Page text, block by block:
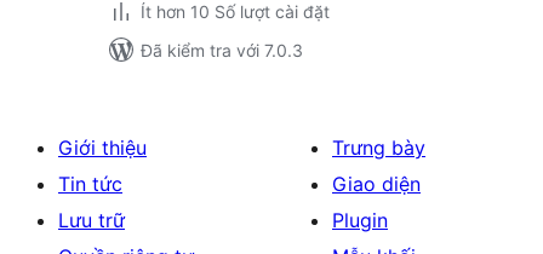
Ít hơn 10 Số lượt cài đặt
Đã kiểm tra với 7.0.3
Giới thiệu
Tin tức
Lưu trữ
Trưng bày
Giao diện
Plugin